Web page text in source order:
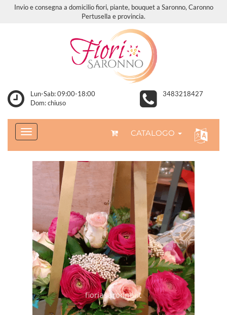
Invio e consegna a domicilio fiori, piante, bouquet a Saronno, Caronno
Pertusella e provincia.
Lun-Sab: 09:00-18:00
Dom: chiuso
3483218427
CATALOGO